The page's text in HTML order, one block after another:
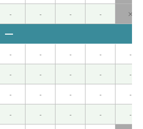
越来越珍贵了。 小时候没什么
，每次看到这些照片，都会想
☺️
见。我想跟老师说更多的话。
法和中国人一样。和妻子商量
方。下次见吧。
- - - - ×
- - - - -
- - - - -
- - - - -
- - - - -